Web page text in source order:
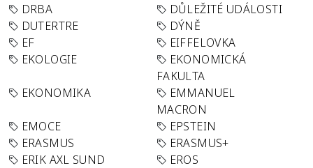
DRBA
DŮLEŽITÉ UDÁLOSTI
DUTERTRE
DÝNĚ
EF
EIFFELOVKA
EKOLOGIE
EKONOMICKÁ
FAKULTA
EKONOMIKA
EMMANUEL
MACRON
EMOCE
EPSTEIN
ERASMUS
ERASMUS+
ERIK AXL SUND
EROS